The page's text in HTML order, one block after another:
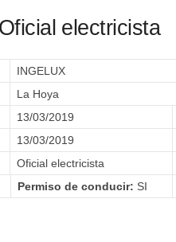
Oficial electricista
INGELUX
La Hoya
13/03/2019
13/03/2019
Oficial electricista
Permiso de conducir: SI